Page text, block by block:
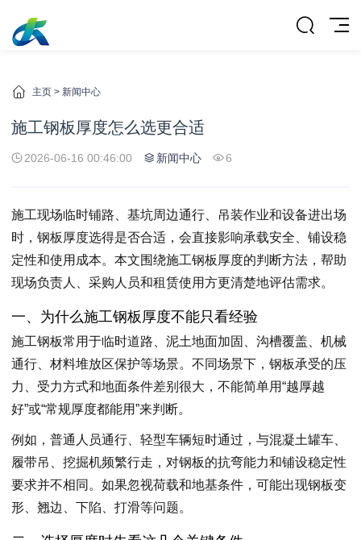
主页 > 新闻中心
施工钢板厚度怎么选更合适
2026-06-16 00:46:00 新闻中心 6
施工现场临时铺路、基坑周边通行、吊装作业和设备进出场
时，钢板厚度选得是否合适，会直接影响承载安全、铺设稳
定性和使用成本。本文围绕施工钢板厚度的判断方法，帮助
现场负责人、采购人员和租赁使用方更清楚地评估需求。
一、为什么施工钢板厚度不能只看经验
施工钢板常用于临时道路、泥土地面加固、沟槽覆盖、机械
通行、材料堆放区保护等场景。不同场景下，钢板承受的压
力、受力方式和地面条件差别很大，不能简单用“越厚越
好”或“常规厚度都能用”来判断。
例如，普通人员通行、轻型车辆短时通过，与混凝土罐车、
履带吊、挖掘机频繁行走，对钢板的抗弯能力和铺设稳定性
要求并不相同。如果忽视荷载和地基条件，可能出现钢板变
形、翘边、下陷、打滑等问题。